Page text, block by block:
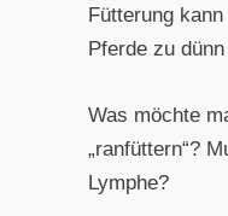
Fütterung
Pferde zu
Was möchte
„ranfüttern“?
Lymphe?